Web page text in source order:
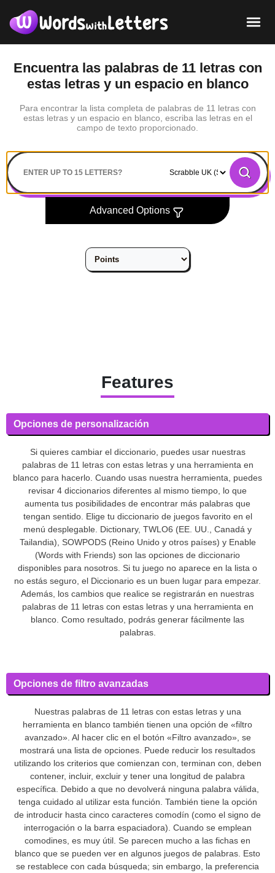
Encuentra las palabras de 11 letras con
estas letras y un espacio en blanco
Para encontrar la lista completa de palabras de 11 letras con
estas letras y un espacio en blanco, escriba las letras en el
campo de texto proporcionado.
Search
Advanced Options
Features
Opciones de personalización
Si quieres cambiar el diccionario, puedes usar nuestras
palabras de 11 letras con estas letras y una herramienta en
blanco para hacerlo. Cuando usas nuestra herramienta, puedes
revisar 4 diccionarios diferentes al mismo tiempo, lo que
aumenta tus posibilidades de encontrar más palabras que
tengan sentido. Elige tu diccionario de juegos favorito en el
menú desplegable. Dictionary, TWLO6 (EE. UU., Canadá y
Tailandia), SOWPODS (Reino Unido y otros países) y Enable
(Words with Friends) son las opciones de diccionario
disponibles para nosotros. Si tu juego no aparece en la lista o
no estás seguro, el Diccionario es un buen lugar para empezar.
Además, los cambios que realice se registrarán en nuestras
palabras de 11 letras con estas letras y una herramienta en
blanco. Como resultado, podrás generar fácilmente las
palabras.
Opciones de filtro avanzadas
Nuestras palabras de 11 letras con estas letras y una
herramienta en blanco también tienen una opción de «filtro
avanzado». Al hacer clic en el botón «Filtro avanzado», se
mostrará una lista de opciones. Puede reducir los resultados
utilizando los criterios que comienzan con, terminan con, deben
contener, incluir, excluir y tener una longitud de palabra
específica. Debido a que no devolverá ninguna palabra válida,
tenga cuidado al utilizar esta función. También tiene la opción
de introducir hasta cinco caracteres comodín (como el signo de
interrogación o la barra espaciadora). Cuando se emplean
comodines, es muy útil. Se parecen mucho a las fichas en
blanco que se pueden ver en algunos juegos de palabras. Esto
se restablece con cada búsqueda; sin embargo, la preferencia